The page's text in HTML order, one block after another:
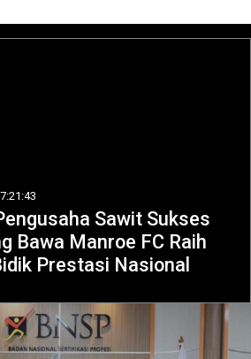
Sawit Sukses
Bawa Manroe FC Raih
Prestasi Nasional